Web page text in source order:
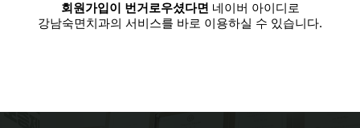
회원가입이 번거로우셨다면 네이버 아이디로
강남숙면치과의 서비스를 바로 이용하실 수 있습니다.